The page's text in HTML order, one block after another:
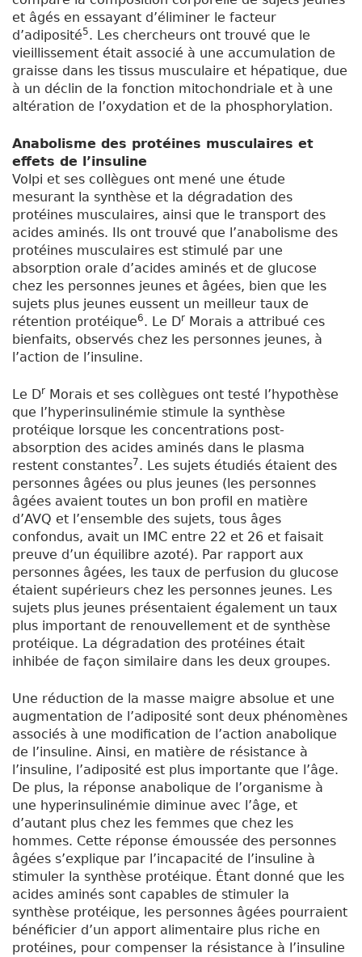
et âgés en essayant d’éliminer le facteur
d’adiposité5. Les chercheurs ont trouvé que le
vieillissement était associé à une accumulation de
graisse dans les tissus musculaire et hépatique, due
à un déclin de la fonction mitochondriale et à une
altération de l’oxydation et de la phosphorylation.
Anabolisme des protéines musculaires et
effets de l’insuline
Volpi et ses collègues ont mené une étude
mesurant la synthèse et la dégradation des
protéines musculaires, ainsi que le transport des
acides aminés. Ils ont trouvé que l’anabolisme des
protéines musculaires est stimulé par une
absorption orale d’acides aminés et de glucose
chez les personnes jeunes et âgées, bien que les
sujets plus jeunes eussent un meilleur taux de
rétention protéique6. Le Dr Morais a attribué ces
bienfaits, observés chez les personnes jeunes, à
l’action de l’insuline.
Le Dr Morais et ses collègues ont testé l’hypothèse
que l’hyperinsulinémie stimule la synthèse
protéique lorsque les concentrations post-
absorption des acides aminés dans le plasma
restent constantes7. Les sujets étudiés étaient des
personnes âgées ou plus jeunes (les personnes
âgées avaient toutes un bon profil en matière
d’AVQ et l’ensemble des sujets, tous âges
confondus, avait un IMC entre 22 et 26 et faisait
preuve d’un équilibre azoté). Par rapport aux
personnes âgées, les taux de perfusion du glucose
étaient supérieurs chez les personnes jeunes. Les
sujets plus jeunes présentaient également un taux
plus important de renouvellement et de synthèse
protéique. La dégradation des protéines était
inhibée de façon similaire dans les deux groupes.
Une réduction de la masse maigre absolue et une
augmentation de l’adiposité sont deux phénomènes
associés à une modification de l’action anabolique
de l’insuline. Ainsi, en matière de résistance à
l’insuline, l’adiposité est plus importante que l’âge.
De plus, la réponse anabolique de l’organisme à
une hyperinsulinémie diminue avec l’âge, et
d’autant plus chez les femmes que chez les
hommes. Cette réponse émoussée des personnes
âgées s’explique par l’incapacité de l’insuline à
stimuler la synthèse protéique. Étant donné que les
acides aminés sont capables de stimuler la
synthèse protéique, les personnes âgées pourraient
bénéficier d’un apport alimentaire plus riche en
protéines, pour compenser la résistance à l’insuline